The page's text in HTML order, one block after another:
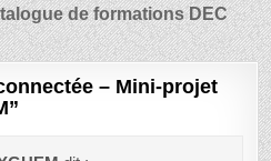
de formations DEC
– Mini-projet
”